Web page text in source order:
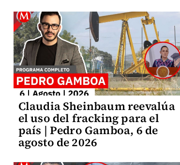
Claudia Sheinbaum reevalúa
el uso del fracking para el
país | Pedro Gamboa, 6 de
agosto de 2026